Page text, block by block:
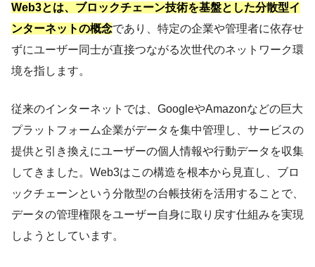
Web3とは、ブロックチェーン技術を基盤とした分散型イ
ンターネットの概念であり、特定の企業や管理者に依存せ
ずにユーザー同士が直接つながる次世代のネットワーク環
境を指します。
従来のインターネットでは、GoogleやAmazonなどの巨大
プラットフォーム企業がデータを集中管理し、サービスの
提供と引き換えにユーザーの個人情報や行動データを収集
してきました。Web3はこの構造を根本から見直し、ブロ
ックチェーンという分散型の台帳技術を活用することで、
データの管理権限をユーザー自身に取り戻す仕組みを実現
しようとしています。